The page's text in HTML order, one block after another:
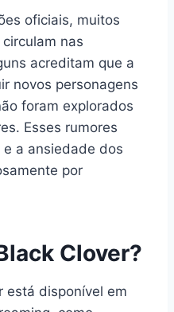
oficiais, muitos
nas
acreditam que a
novos personagens
foram explorados
Esses rumores
a ansiedade dos
por
Clover?
está disponível em